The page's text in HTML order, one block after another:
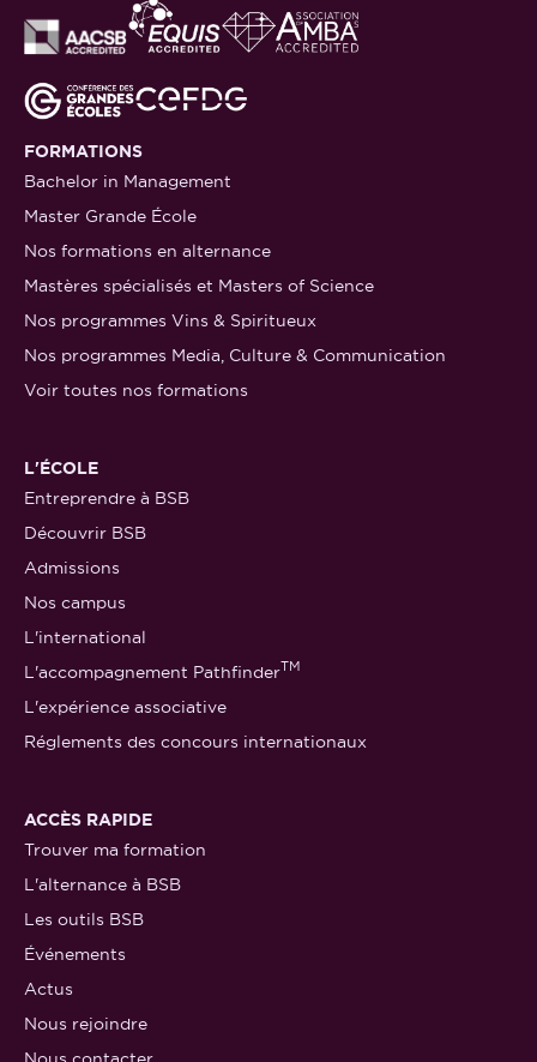
FORMATIONS
Bachelor in Management
Master Grande École
Nos formations en alternance
Mastères spécialisés et Masters of Science
Nos programmes Vins & Spiritueux
Nos programmes Media, Culture & Communication
Voir toutes nos formations
L'ÉCOLE
Entreprendre à BSB
Découvrir BSB
Admissions
Nos campus
L'international
L'accompagnement PathfinderTM
L'expérience associative
Réglements des concours internationaux
ACCÈS RAPIDE
Trouver ma formation
L'alternance à BSB
Les outils BSB
Événements
Actus
Nous rejoindre